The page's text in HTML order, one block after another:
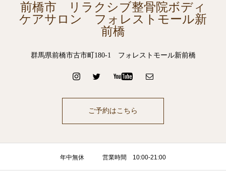
前橋市 リラクシブ整骨院ボディ
ケアサロン フォレストモール新
前橋
群馬県前橋市古市町180-1 フォレストモール新前橋
ご予約はこちら
年中無休 営業時間 10:00-21:00